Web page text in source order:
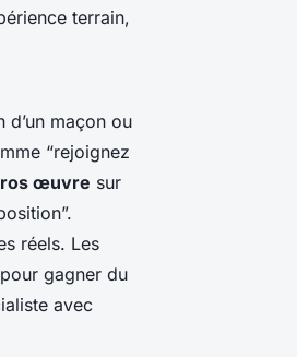
terrain,
d’un maçon ou
“rejoignez
œuvre sur
réels. Les
gagner du
avec